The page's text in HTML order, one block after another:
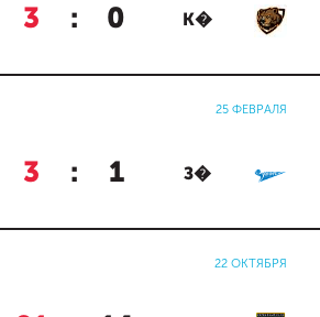
3 : 0 К�
25 ФЕВРАЛЯ
3 : 1 З�
22 ОКТЯБРЯ